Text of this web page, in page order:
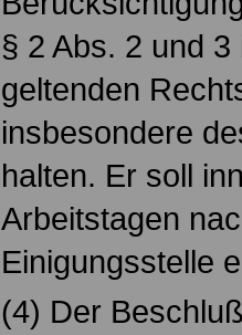
§ 2 Abs. 2 und
geltenden
insbesondere
halten. Er soll
Arbeitstagen
Einigungsstelle
(4) Der